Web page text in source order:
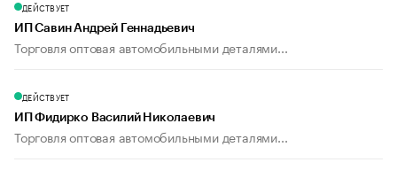
ДЕЙСТВУЕТ
ИП Савин Андрей Геннадьевич
Торговля оптовая автомобильными деталями...
ДЕЙСТВУЕТ
ИП Фидирко Василий Николаевич
Торговля оптовая автомобильными деталями...